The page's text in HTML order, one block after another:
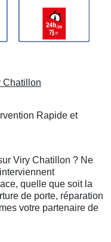
Chatillon
Rapide et
Viry Chatillon ? Ne
quelle que soit la
de porte, réparation
votre partenaire de